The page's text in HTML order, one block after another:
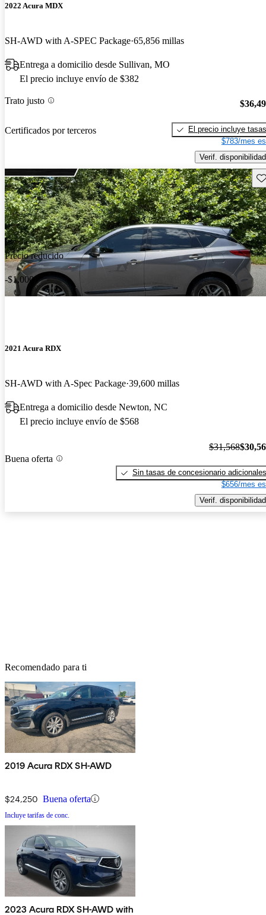
2022 Acura MDX
SH-AWD with A-SPEC Package 65,856 millas
Entrega a domicilio desde Sullivan, MO
El precio incluye envío de $382
Trato justo
Certificados por terceros
El precio incluye tasas
$783/mes
Verif. disponibilidad
Precio reducido
-$1,000
2021 Acura RDX
SH-AWD with A-Spec Package 39,600 millas
Entrega a domicilio desde Newton, NC
El precio incluye envío de $568
Buena oferta
$31,568
Sin tasas de concesionario adicionales
$656/mes
Verif. disponibilidad
Recomendado para ti
2019 Acura RDX SH-AWD
$24,250 Buena oferta
Incluye tarifas de conc.
2023 Acura RDX SH-AWD with